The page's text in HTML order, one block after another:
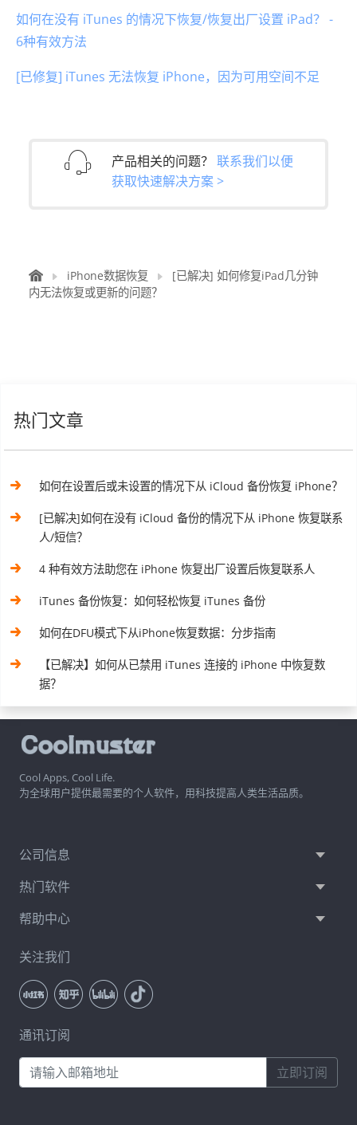
如何在没有 iTunes 的情况下恢复/恢复出厂设置 iPad？ -
6种有效方法
[已修复] iTunes 无法恢复 iPhone，因为可用空间不足
产品相关的问题？ 联系我们以便
获取快速解决方案 >
iPhone数据恢复
[已解决] 如何修复iPad几分钟
内无法恢复或更新的问题？
热门文章
如何在设置后或未设置的情况下从 iCloud 备份恢复 iPhone？
[已解决]如何在没有 iCloud 备份的情况下从 iPhone 恢复联系
人/短信？
4 种有效方法助您在 iPhone 恢复出厂设置后恢复联系人
iTunes 备份恢复：如何轻松恢复 iTunes 备份
如何在DFU模式下从iPhone恢复数据：分步指南
【已解决】如何从已禁用 iTunes 连接的 iPhone 中恢复数
据？
Cool Apps, Cool Life.
为全球用户提供最需要的个人软件，用科技提高人类生活品质。
公司信息
热门软件
帮助中心
关注我们
通讯订阅
立即订阅